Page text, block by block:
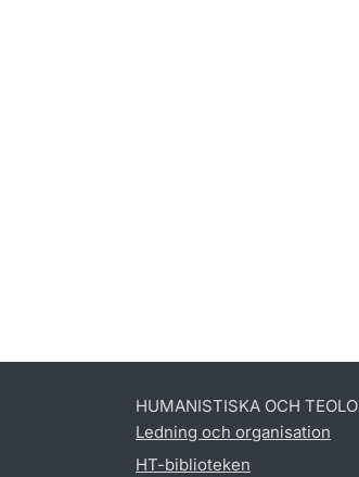
HUMANISTISKA OCH
Ledning och organisation
HT-biblioteken